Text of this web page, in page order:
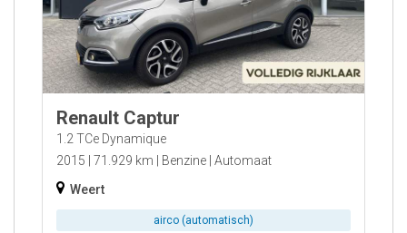
Renault Captur
1.2 TCe Dynamique
2015
71.929 km Benzine Automaat
Weert
airco (automatisch)